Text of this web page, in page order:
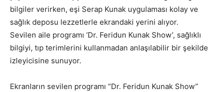
bilgiler verirken, eşi Serap Kunak uygulaması kolay ve
sağlık deposu lezzetlerle ekrandaki yerini alıyor.
Sevilen aile programı ‘Dr. Feridun Kunak Show’, sağlıklı
bilgiyi, tıp terimlerini kullanmadan anlaşılabilir bir şekilde
izleyicisine sunuyor.
Ekranların sevilen programı “Dr. Feridun Kunak Show”